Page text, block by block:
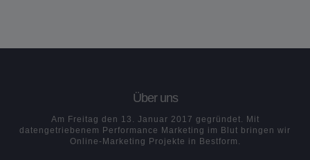
Über uns
Am Freitag den 13. Januar 2017 gegründet. Mit
datengetriebenem Performance Marketing im Blut bringen wir
Online-Marketing Projekte in Bestform.